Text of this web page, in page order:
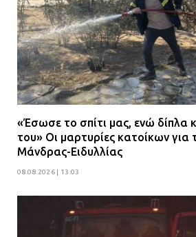
«Έσωσε το σπίτι μας, ενώ δίπλα
του» Οι μαρτυρίες κατοίκων για
Μάνδρας-Ειδυλλίας
08.08.2026 | 13:03